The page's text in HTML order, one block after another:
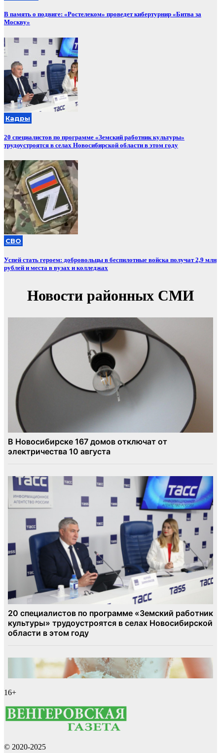
В память о подвиге: «Ростелеком» проведет кибертурнир «Битва за
Москву»
Кадры
20 специалистов по программе «Земский работник культуры»
трудоустроятся в селах Новосибирской области в этом году
СВО
Успей стать героем: добровольцы в беспилотные войска получат 2,9 млн
рублей и места в вузах и колледжах
16+
© 2020-2025